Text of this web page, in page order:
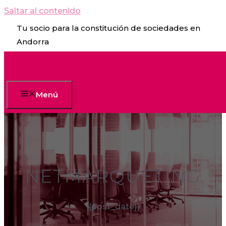
Saltar al contenido
Tu socio para la constitución de sociedades en
Andorra
Menú
NETMARQUETING
{{post_date}}